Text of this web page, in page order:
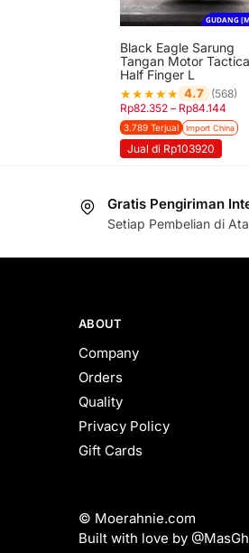
GUDANG
Black Eagle Sarung
Tangan Motor
Half Finger L
★★★★★ 4.7
(568)
Rp82.352 – Rp84.144
3.789 Terjual Import China
Jual di Rp103920
Gratis Pengiriman
Setiap Pembelian di
ABOUT
Company
Orders
Quality
Privacy Policy
Gift Cards
© Moerahnie.com
Built with love by